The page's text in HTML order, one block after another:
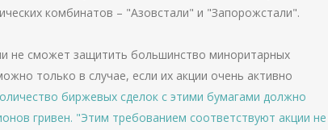
комбинатов – "Азовстали" и "Запорожстали".
не сможет защитить большинство миноритарных
только в случае, если их акции очень активно
биржевых сделок с этими бумагами должно
гривен. "Этим требованием соответствуют акции не